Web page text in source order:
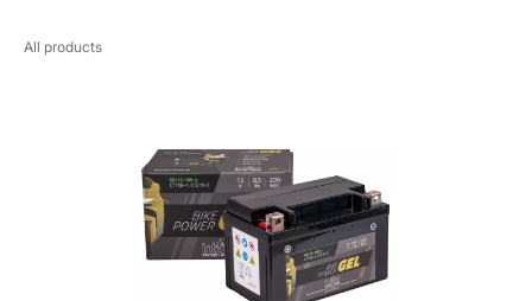
All products